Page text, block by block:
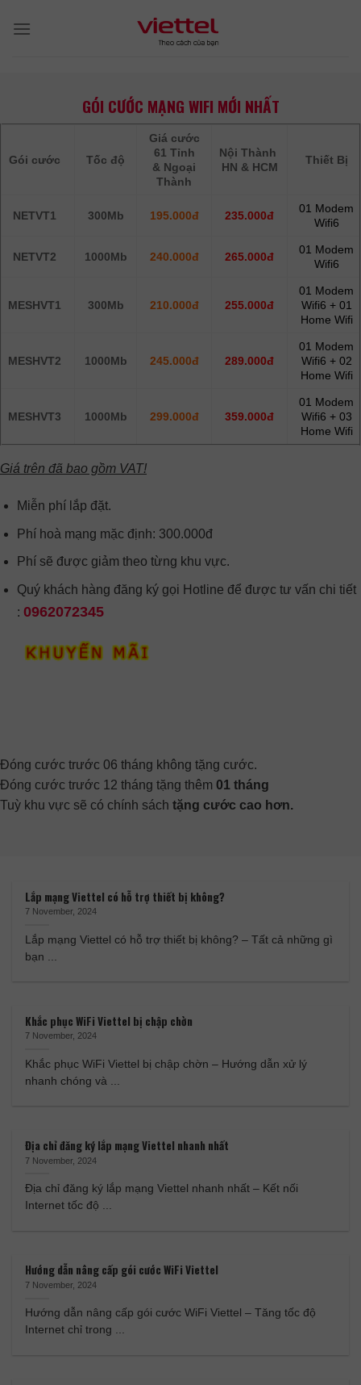
GÓI CƯỚC MẠNG WIFI MỚI NHẤT
Gói cước Tốc độ
Giá cước
61 Tỉnh
& Ngoại
Thành
Nội Thành
HN & HCM
Thiết Bị
NETVT1 300Mb 195.000đ 235.000đ
01 Modem
Wifi6
NETVT2 1000Mb 240.000đ 265.000đ
01 Modem
Wifi6
MESHVT1 300Mb 210.000đ 255.000đ
01 Modem
Wifi6 + 01
Home Wifi
MESHVT2 1000Mb 245.000đ 289.000đ
01 Modem
Wifi6 + 02
Home Wifi
MESHVT3 1000Mb 299.000đ 359.000đ
01 Modem
Wifi6 + 03
Home Wifi
Giá trên đã bao gồm VAT!
Miễn phí lắp đặt.
Phí hoà mạng mặc định: 300.000đ
Phí sẽ được giảm theo từng khu vực.
Quý khách hàng đăng ký gọi Hotline để được tư vấn chi tiết
: 0962072345
Đóng cước trước 06 tháng không tặng cước.
Đóng cước trước 12 tháng tặng thêm 01 tháng
Tuỳ khu vực sẽ có chính sách tặng cước cao hơn.
Lắp mạng Viettel có hỗ trợ thiết bị không?
7 November, 2024
Lắp mạng Viettel có hỗ trợ thiết bị không? – Tất cả những gì
bạn ...
Khắc phục WiFi Viettel bị chập chờn
7 November, 2024
Khắc phục WiFi Viettel bị chập chờn – Hướng dẫn xử lý
nhanh chóng và ...
Địa chỉ đăng ký lắp mạng Viettel nhanh nhất
7 November, 2024
Địa chỉ đăng ký lắp mạng Viettel nhanh nhất – Kết nối
Internet tốc độ ...
Hướng dẫn nâng cấp gói cước WiFi Viettel
7 November, 2024
Hướng dẫn nâng cấp gói cước WiFi Viettel – Tăng tốc độ
Internet chỉ trong ...